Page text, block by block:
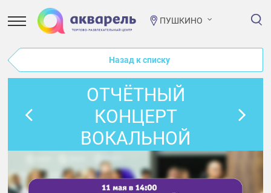
ПУШКИНО
Назад к списку
ОТЧЁТНЫЙ
КОНЦЕРТ
ВОКАЛЬНОЙ
СТУДИИ НАТАЛИИ
ЕФИМОВОЙ